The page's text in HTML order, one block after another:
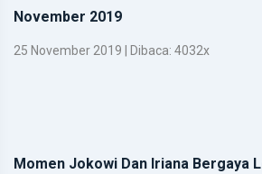
November 2019
25 November 2019 | Dibaca: 4032x
Momen Jokowi Dan Iriana Bergaya